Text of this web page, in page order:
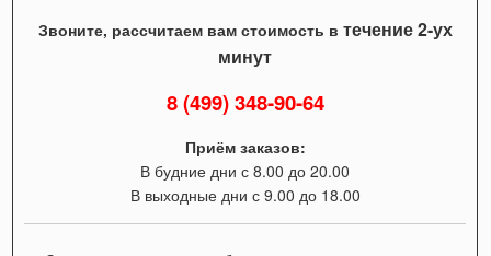
Звоните, рассчитаем вам стоимость в течение 2-ух
минут
8 (499) 348-90-64
Приём заказов:
В будние дни с 8.00 до 20.00
В выходные дни с 9.00 до 18.00